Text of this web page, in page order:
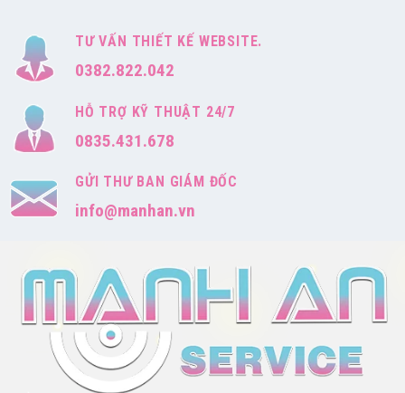
TƯ VẤN THIẾT KẾ WEBSITE.
0382.822.042
HỖ TRỢ KỸ THUẬT 24/7
0835.431.678
GỬI THƯ BAN GIÁM ĐỐC
info@manhan.vn